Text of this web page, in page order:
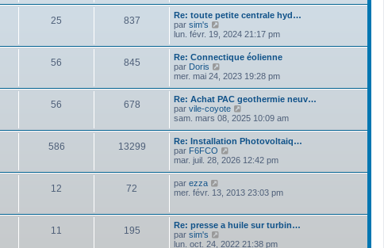
a
g r
m
e
s
s
g
e
e
d
e
r
n
i
e
r
m
e
s
s
a
g
e
25 837
Re: toute petite centrale hyd…
par sim's
o
l
e
d
e
r
n
i
e
r
m
e
s
s
g
lun. févr. 19, 2024 21:17 pm
56 845
Re: Connectique éolienne
par Doris
o
r
l
e
d
e
r
n
i
e
m
e
s
a
e
mer. mai 24, 2023 19:28 pm
56 678
Re: Achat PAC geothermie neuv…
par vile-coyote
o
r
e
d
e
n
e
r
m
e
sam. mars 08, 2025 10:09 am
586 13299
Re: Installation Photovoltaiq…
par F6FCO
o
l
e
e
r
i
mar. juil. 28, 2026 12:42 pm
12 72 par ezza
o
e
d
mer. févr. 13, 2013 23:03 pm
11 195
Re: presse a huile sur turbin…
par sim's
o
lun. oct. 24, 2022 21:38 pm